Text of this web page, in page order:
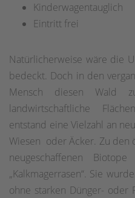
Kinderwagentauglich
Eintritt frei
Natürlicherweise wäre die
bedeckt. Doch in den
Mensch diesen Wald
landwirtschaftliche
entstand eine Vielzahl an
Wiesen oder Äcker. Zu den
neugeschaffenen
„Kalkmagerrasen“. Sie
ohne starken Dünger- oder